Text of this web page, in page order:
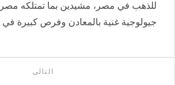
للذهب في مصر، مشيدين بما تمتلكه
جيولوجية غنية بالمعادن وفرص كبيرة في
التالى